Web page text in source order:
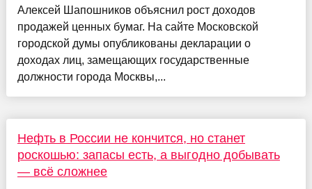
Алексей Шапошников объяснил рост доходов
продажей ценных бумаг. На сайте Московской
городской думы опубликованы декларации о
доходах лиц, замещающих государственные
должности города Москвы,...
Нефть в России не кончится, но станет
роскошью: запасы есть, а выгодно добывать
— всё сложнее